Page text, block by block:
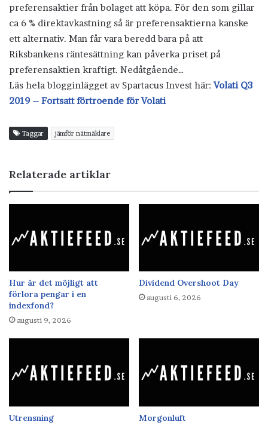
preferensaktier från bolaget att köpa. För den som gillar
ca 6 % direktavkastning så är preferensaktierna kanske
ett alternativ. Man får vara beredd bara på att
Riksbankens räntesättning kan påverka priset på
preferensaktien kraftigt. Nedåtgående…
Läs hela blogginlägget av Spartacus Invest här:Volati Q3
2019 – Fortsatt förtroende för Volati
Taggar jämför nätmäklare
Relaterade artiklar
Hur är det möjligt att
förlora pengar i en
indexfond?
augusti 9, 2026
Dividend Overshoot Day
augusti 6, 2026
Utrensning Morgonluft